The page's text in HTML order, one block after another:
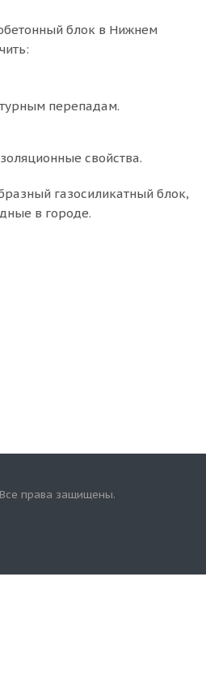
блок в Нижнем
перепадам.
свойства.
газосиликатный блок,
в городе.
права защищены.